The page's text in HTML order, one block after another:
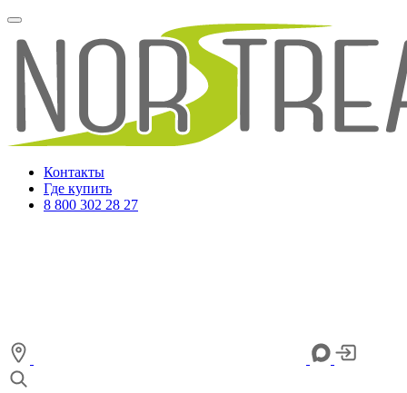
Контакты
Где купить
8 800 302 28 27